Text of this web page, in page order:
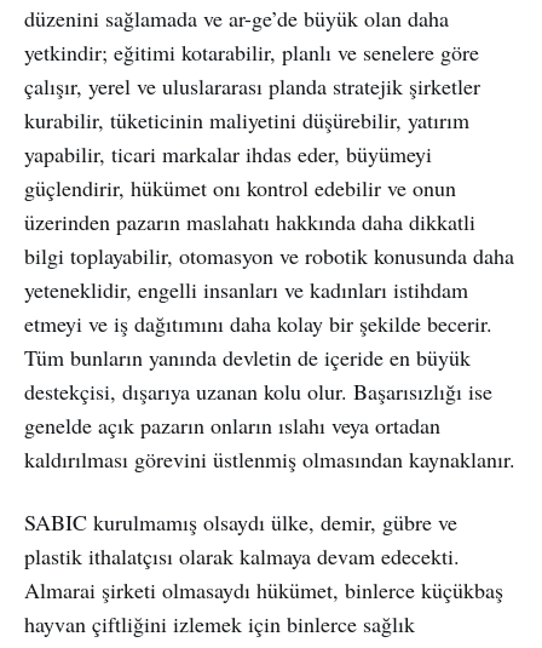
düzenini sağlamada ve ar-ge’de büyük olan daha
yetkindir; eğitimi kotarabilir, planlı ve senelere göre
çalışır, yerel ve uluslararası planda stratejik şirketler
kurabilir, tüketicinin maliyetini düşürebilir, yatırım
yapabilir, ticari markalar ihdas eder, büyümeyi
güçlendirir, hükümet onı kontrol edebilir ve onun
üzerinden pazarın maslahatı hakkında daha dikkatli
bilgi toplayabilir, otomasyon ve robotik konusunda daha
yeteneklidir, engelli insanları ve kadınları istihdam
etmeyi ve iş dağıtımını daha kolay bir şekilde becerir.
Tüm bunların yanında devletin de içeride en büyük
destekçisi, dışarıya uzanan kolu olur. Başarısızlığı ise
genelde açık pazarın onların ıslahı veya ortadan
kaldırılması görevini üstlenmiş olmasından kaynaklanır.
SABIC kurulmamış olsaydı ülke, demir, gübre ve
plastik ithalatçısı olarak kalmaya devam edecekti.
Almarai şirketi olmasaydı hükümet, binlerce küçükbaş
hayvan çiftliğini izlemek için binlerce sağlık